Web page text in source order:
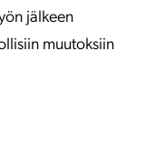
jälkeen
muutoksiin